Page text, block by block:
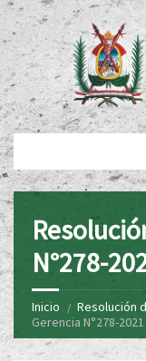
N°278-
Inicio Resolución
Gerencia N°278-2021